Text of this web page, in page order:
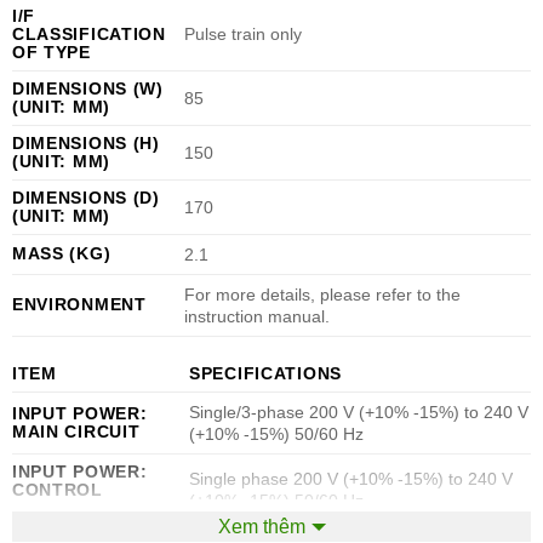
I/F
CLASSIFICATION
OF TYPE
Pulse train only
DIMENSIONS (W)
(UNIT: MM)
85
DIMENSIONS (H)
(UNIT: MM)
150
DIMENSIONS (D)
(UNIT: MM)
170
MASS (KG) 2.1
ENVIRONMENT
For more details, please refer to the
instruction manual.
ITEM SPECIFICATIONS
INPUT POWER:
MAIN CIRCUIT
Single/3-phase 200 V (+10% -15%) to 240 V
(+10% -15%) 50/60 Hz
INPUT POWER:
CONTROL
Single phase 200 V (+10% -15%) to 240 V
(+10% -15%) 50/60 Hz
Xem thêm